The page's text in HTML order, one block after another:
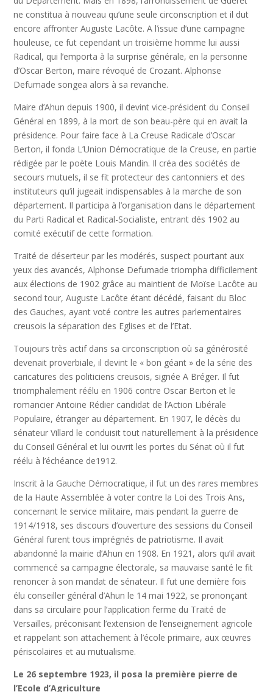
ne constitua à nouveau qu’une seule circonscription et il dut
encore affronter Auguste Lacôte. A l’issue d’une campagne
houleuse, ce fut cependant un troisième homme lui aussi
Radical, qui l’emporta à la surprise générale, en la personne
d’Oscar Berton, maire révoqué de Crozant. Alphonse
Defumade songea alors à sa revanche.
Maire d’Ahun depuis 1900, il devint vice-président du Conseil
Général en 1899, à la mort de son beau-père qui en avait la
présidence. Pour faire face à La Creuse Radicale d’Oscar
Berton, il fonda L’Union Démocratique de la Creuse, en partie
rédigée par le poète Louis Mandin. Il créa des sociétés de
secours mutuels, il se fit protecteur des cantonniers et des
instituteurs qu’il jugeait indispensables à la marche de son
département. Il participa à l’organisation dans le département
du Parti Radical et Radical-Socialiste, entrant dés 1902 au
comité exécutif de cette formation.
Traité de déserteur par les modérés, suspect pourtant aux
yeux des avancés, Alphonse Defumade triompha difficilement
aux élections de 1902 grâce au maintient de Moïse Lacôte au
second tour, Auguste Lacôte étant décédé, faisant du Bloc
des Gauches, ayant voté contre les autres parlementaires
creusois la séparation des Eglises et de l’Etat.
Toujours très actif dans sa circonscription où sa générosité
devenait proverbiale, il devint le « bon géant » de la série des
caricatures des politiciens creusois, signée A Bréger. Il fut
triomphalement réélu en 1906 contre Oscar Berton et le
romancier Antoine Rédier candidat de l’Action Libérale
Populaire, étranger au département. En 1907, le décès du
sénateur Villard le conduisit tout naturellement à la présidence
du Conseil Général et lui ouvrit les portes du Sénat où il fut
réélu à l’échéance de1912.
Inscrit à la Gauche Démocratique, il fut un des rares membres
de la Haute Assemblée à voter contre la Loi des Trois Ans,
concernant le service militaire, mais pendant la guerre de
1914/1918, ses discours d’ouverture des sessions du Conseil
Général furent tous imprégnés de patriotisme. Il avait
abandonné la mairie d’Ahun en 1908. En 1921, alors qu’il avait
commencé sa campagne électorale, sa mauvaise santé le fit
renoncer à son mandat de sénateur. Il fut une dernière fois
élu conseiller général d’Ahun le 14 mai 1922, se prononçant
dans sa circulaire pour l’application ferme du Traité de
Versailles, préconisant l’extension de l’enseignement agricole
et rappelant son attachement à l’école primaire, aux œuvres
périscolaires et au mutualisme.
Le 26 septembre 1923, il posa la première pierre de
l’Ecole d’Agriculture